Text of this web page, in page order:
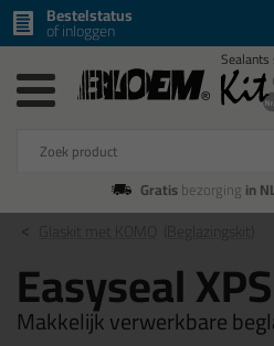
Bestelstatus
of inloggen
Gratisbezorging in
Easyseal
Makkelijk verwerkbare